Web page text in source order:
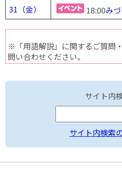
31（金）
18:00み
※「用語解説」に関するご質問
問い合わせください。
サイト内
サイト内検索